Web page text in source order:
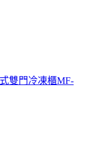
雙門冷凍櫃MF-